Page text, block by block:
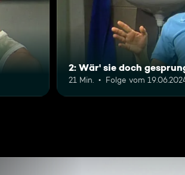
2: Wär' sie doch
21 Min. Folge vom